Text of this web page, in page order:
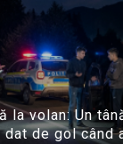
la volan: Un
dat de gol când